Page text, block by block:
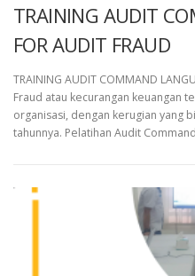
TRAINING AUDIT
FOR AUDIT FRAUD
TRAINING AUDIT COMMAND
Fraud atau kecurangan keuangan
organisasi, dengan kerugian yang
tahunnya. Pelatihan Audit